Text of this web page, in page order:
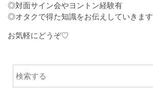
◎対面サイン会やヨントン経験有
◎オタクで得た知識をお伝えしていきます
お気軽にどうぞ♡